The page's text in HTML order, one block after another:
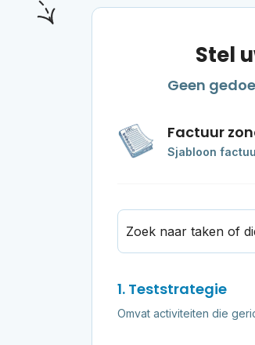
Stel
Geen
Factuur
Sjabloon
Zoek naar taken of
1. Teststrategie
Omvat activiteiten die